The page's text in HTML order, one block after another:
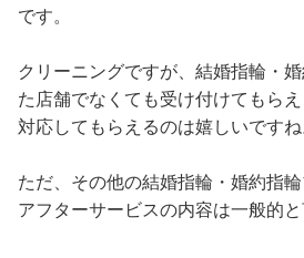
です。
クリーニングですが、結婚指輪・
た店舗でなくても受け付けてもら
対応してもらえるのは嬉しいですね
ただ、その他の結婚指輪・婚約指
アフターサービスの内容は一般的と